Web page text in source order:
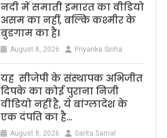
नदी में समाती इमारत का वीडियो
असम का नहीं, बल्कि कश्मीर के
बुडगाम का है।
August 8, 2026 Priyanka Sinha
यह सीजेपी के संस्थापक अभिजीत
दिपके का कोई पुराना निजी
वीडियो नहीं है, ये बांग्लादेश के
एक दंपति का है…
August 8, 2026 Sarita Samal